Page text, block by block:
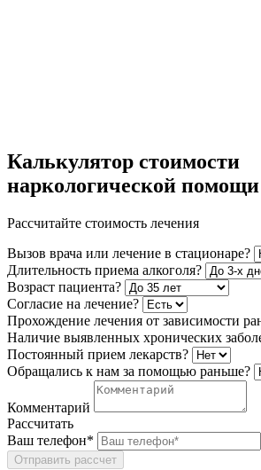
Калькулятор стоимости
наркологической помощи
Рассчитайте стоимость лечения
Вызов врача или лечение в стационаре?
Длительность приема алкоголя?
Возраст пациента?
Согласие на лечение?
Прохождение лечения от зависимости
Наличие выявленных хронических
Постоянный прием лекарств?
Обращались к нам за помощью раньше?
Комментарий
Рассчитать
Ваш телефон*
Отправить рассчет